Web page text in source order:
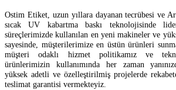
Ostim Etiket, uzun yıllara dayanan tecrübesi ve
sıcak UV kabartma baskı teknolojisinde
süreçlerimizde kullanılan en yeni makineler ve
sayesinde, müşterilerimize en üstün ürünleri
müşteri odaklı hizmet politikamız ve
ürünlerimizin kullanımında her zaman
yüksek adetli ve özelleştirilmiş projelerde
teslimat garantisi vermekteyiz.